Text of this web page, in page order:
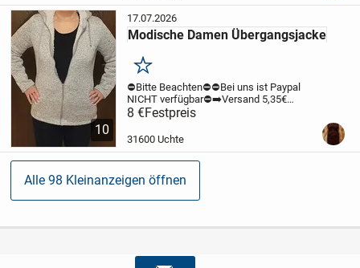
10
17.07.2026
Modische Damen Übergangsjacke
Merken
⛔️Bitte Beachten⛔️⛔️Bei uns ist Paypal
NICHT verfügbar⛔️➡️Versand 5,35€
versichert mit Hermes. Zahlung per
Überweisung möglich ⬅️
eine schöne Damen Herbst Jacke
8 €Festpreis
31600 Uchte
Alle 98 Kleinanzeigen öffnen